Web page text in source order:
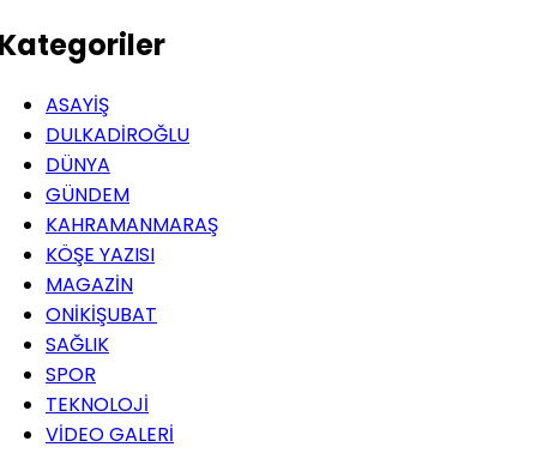
ASAYİŞ
DULKADİROĞLU
DÜNYA
GÜNDEM
KAHRAMANMARAŞ
KÖŞE YAZISI
MAGAZİN
ONİKİŞUBAT
SAĞLIK
SPOR
TEKNOLOJİ
VİDEO GALERİ